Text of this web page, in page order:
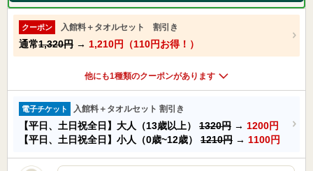
クーポン 入館料＋タオルセット 割引き
通常1,320円 → 1,210円（110円お得！）
他にも1種類のクーポンがあります
電子チケット 入館料＋タオルセット 割引き
【平日、土日祝全日】大人（13歳以上） 1320円 → 1200円
【平日、土日祝全日】小人（0歳~12歳） 1210円 → 1100円